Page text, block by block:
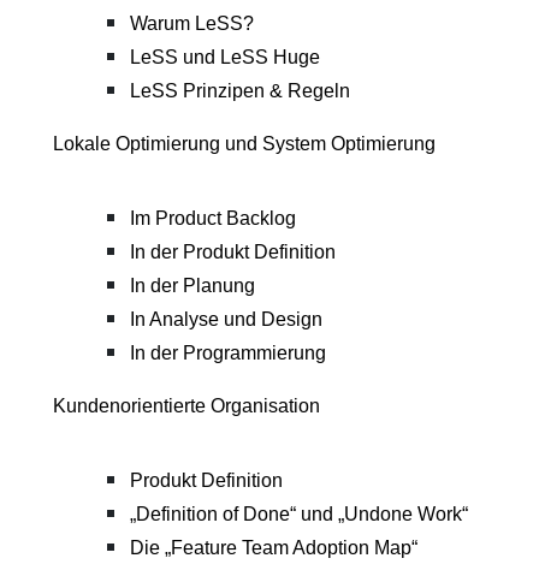
Warum LeSS?
LeSS und LeSS Huge
LeSS Prinzipen & Regeln
Lokale Optimierung und System Optimierung
Im Product Backlog
In der Produkt Definition
In der Planung
In Analyse und Design
In der Programmierung
Kundenorientierte Organisation
Produkt Definition
„Definition of Done“ und „Undone Work“
Die „Feature Team Adoption Map“